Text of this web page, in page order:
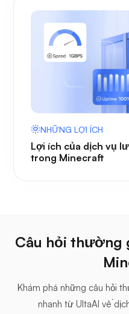
NHỮNG LỢI ÍCH
Lợi ích của dịch vụ
trong Minecraft
Câu hỏi thường
Khám phá những câu hỏi
nhanh từ UltaAI về